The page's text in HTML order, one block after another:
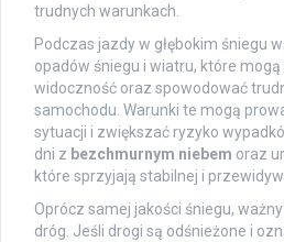
trudnych warunkach.
Podczas jazdy w głębokim śniegu
opadów śniegu i wiatru, które
widoczność oraz spowodować
samochodu. Warunki te mogą
sytuacji i zwiększać ryzyko
dni z bezchmurnym niebem oraz
które sprzyjają stabilnej i
Oprócz samej jakości śniegu,
dróg. Jeśli drogi są odśnieżone i